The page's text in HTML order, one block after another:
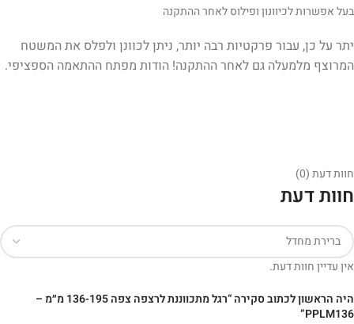
בעל אפשרות לכיוונון ופילוס לאחר ההתקנה
יתר על כן, עבור פרקטיות רבה יותר, ניתן לכוונן ולפלס את המשטח
המרוצף מלמעלה גם לאחר ההתקנה! הודות מפתח ההתאמה הספציפי.
חוות דעת (0)
חוות דעת
אין עדיין חוות דעת.
היה הראשון לכתוב סקירה “רגל מתכווננת לרצפה צפה 136-195 מ״מ –
PPLM136”